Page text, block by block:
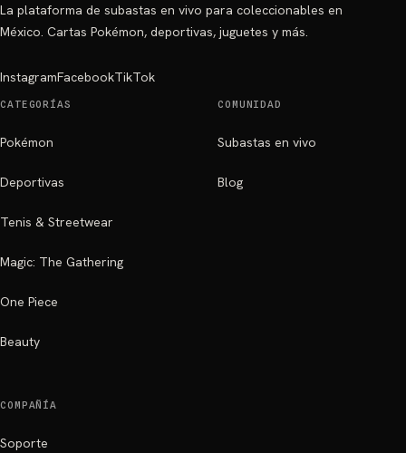
La plataforma de subastas en vivo para coleccionables en
México. Cartas Pokémon, deportivas, juguetes y más.
InstagramFacebookTikTok
CATEGORÍAS
Pokémon
Deportivas
Tenis & Streetwear
Magic: The Gathering
One Piece
Beauty
COMUNIDAD
Subastas en vivo
Blog
COMPAÑÍA
Soporte